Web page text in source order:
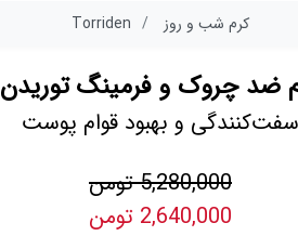
کرم شب و روز Torriden
ضد چروک و فرمینگ توریدن
سفت‌کنندگی و بهبود قوام پوست
5,280,000 تومن
2,640,000 تومن